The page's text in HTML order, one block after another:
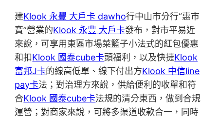
建Klook 永豐 大戶卡 dawho行中山市分行“惠市
寶”營業的Klook 永豐 大戶卡發布，對市平易近
來說，可享用東區市場菜籃子小法式的紅包優惠
和扣Klook 國泰cube卡頭福利，以及快捷Klook
富邦J卡的線高低單、線下付出方Klook 中信line
pay卡法；對治理方來說，供給便利的收單和符
合Klook 國泰cube卡法規的清分東西，做到合規
運營；對商家來說，可將多渠道收款合一，同時